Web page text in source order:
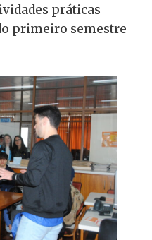
práticas
primeiro semestre